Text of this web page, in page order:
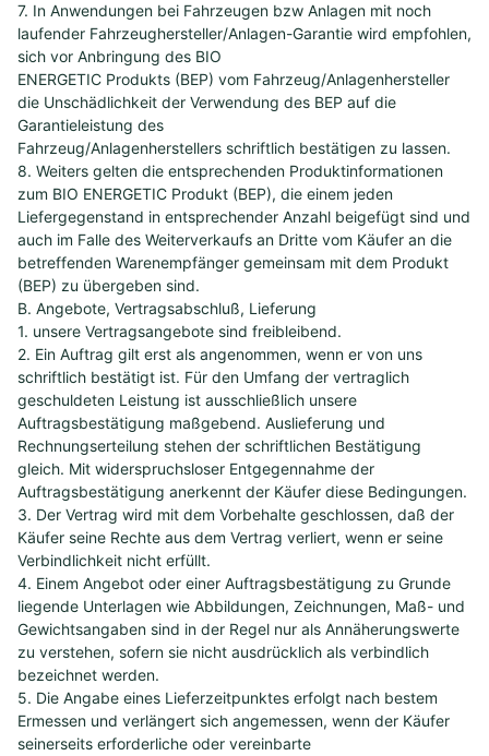
7. In Anwendungen bei Fahrzeugen bzw Anlagen mit noch
laufender Fahrzeughersteller/Anlagen-Garantie wird empfohlen,
sich vor Anbringung des BIO
ENERGETIC Produkts (BEP) vom Fahrzeug/Anlagenhersteller
die Unschädlichkeit der Verwendung des BEP auf die
Garantieleistung des
Fahrzeug/Anlagenherstellers schriftlich bestätigen zu lassen.
8. Weiters gelten die entsprechenden Produktinformationen
zum BIO ENERGETIC Produkt (BEP), die einem jeden
Liefergegenstand in entsprechender Anzahl beigefügt sind und
auch im Falle des Weiterverkaufs an Dritte vom Käufer an die
betreffenden Warenempfänger gemeinsam mit dem Produkt
(BEP) zu übergeben sind.
B. Angebote, Vertragsabschluß, Lieferung
1. unsere Vertragsangebote sind freibleibend.
2. Ein Auftrag gilt erst als angenommen, wenn er von uns
schriftlich bestätigt ist. Für den Umfang der vertraglich
geschuldeten Leistung ist ausschließlich unsere
Auftragsbestätigung maßgebend. Auslieferung und
Rechnungserteilung stehen der schriftlichen Bestätigung
gleich. Mit widerspruchsloser Entgegennahme der
Auftragsbestätigung anerkennt der Käufer diese Bedingungen.
3. Der Vertrag wird mit dem Vorbehalte geschlossen, daß der
Käufer seine Rechte aus dem Vertrag verliert, wenn er seine
Verbindlichkeit nicht erfüllt.
4. Einem Angebot oder einer Auftragsbestätigung zu Grunde
liegende Unterlagen wie Abbildungen, Zeichnungen, Maß- und
Gewichtsangaben sind in der Regel nur als Annäherungswerte
zu verstehen, sofern sie nicht ausdrücklich als verbindlich
bezeichnet werden.
5. Die Angabe eines Lieferzeitpunktes erfolgt nach bestem
Ermessen und verlängert sich angemessen, wenn der Käufer
seinerseits erforderliche oder vereinbarte